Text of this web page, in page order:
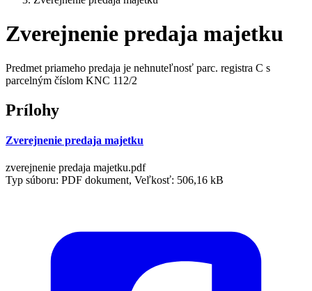
Zverejnenie predaja majetku
Predmet priameho predaja je nehnuteľnosť parc. registra C s
parcelným číslom KNC 112/2
Prílohy
Zverejnenie predaja majetku
zverejnenie predaja majetku.pdf
Typ súboru: PDF dokument, Veľkosť: 506,16 kB